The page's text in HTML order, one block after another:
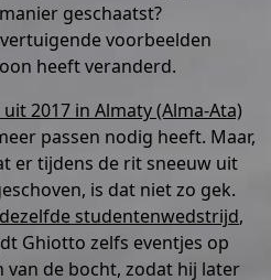
geschaatst?
voorbeelden
heeft veranderd.
2017 in Almaty (Alma-Ata)
passen nodig heeft. Maar,
er tijdens de rit sneeuw uit
is dat niet zo gek.
studentenwedstrijd,
Ghiotto zelfs eventjes op
de bocht, zodat hij later